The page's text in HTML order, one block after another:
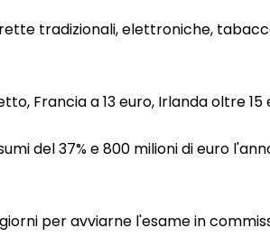
tradizionali, elettroniche,
Francia a 13 euro, Irlanda oltre 15
del 37% e 800 milioni di euro
per avviarne l'esame in